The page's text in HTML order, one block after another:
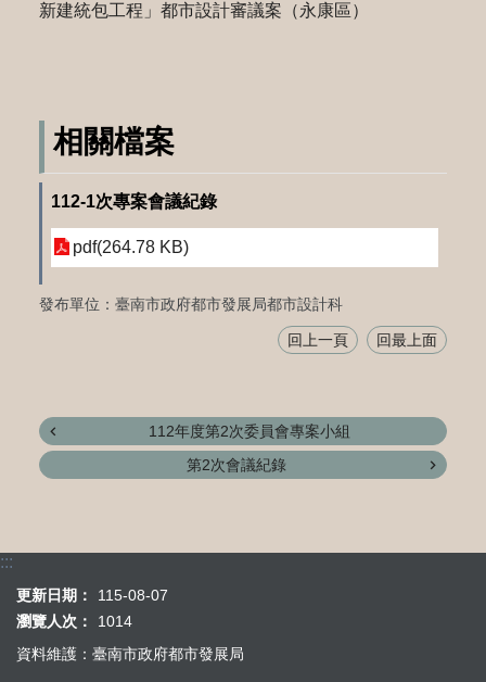
新建統包工程」都市設計審議案（永康區）
相關檔案
112-1次專案會議紀錄
pdf(264.78 KB)
發布單位：臺南市政府都市發展局都市設計科
回上一頁 回最上面
112年度第2次委員會專案小組
第2次會議紀錄
:::
更新日期：
115-08-07
瀏覽人次：
1014
資料維護：臺南市政府都市發展局